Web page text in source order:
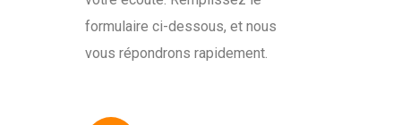
formulaire ci-dessous, et nous
vous répondrons rapidement.